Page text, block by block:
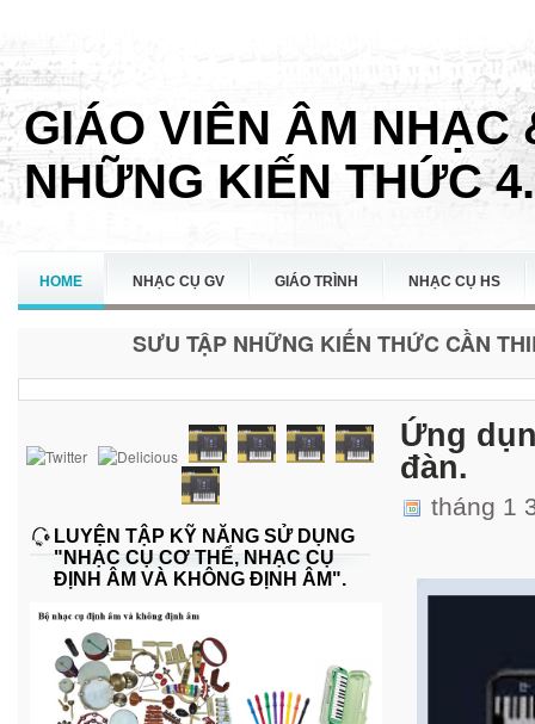
GIÁO VIÊN ÂM NHẠC
NHỮNG KIẾN THỨC
HOME NHẠC CỤ GV GIÁO TRÌNH NHẠC CỤ HS
SƯU TẬP NHỮNG KIẾN THỨC CẦN
LUYỆN TẬP KỸ NĂNG SỬ DỤNG
"NHẠC CỤ CƠ THỂ, NHẠC CỤ
ĐỊNH ÂM VÀ KHÔNG ĐỊNH ÂM".
Ứng
đàn.
tháng 1